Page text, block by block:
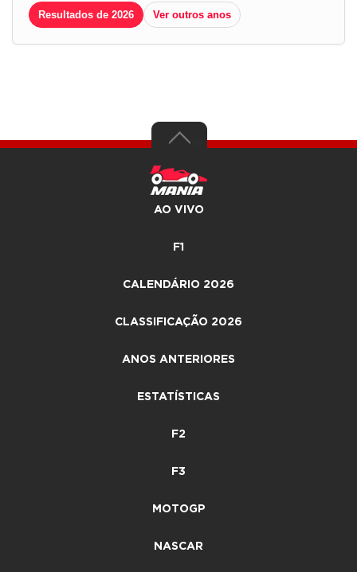
Resultados de 2026 Ver outros anos
AO VIVO
F1
CALENDÁRIO 2026
CLASSIFICAÇÃO 2026
ANOS ANTERIORES
ESTATÍSTICAS
F2
F3
MOTOGP
NASCAR